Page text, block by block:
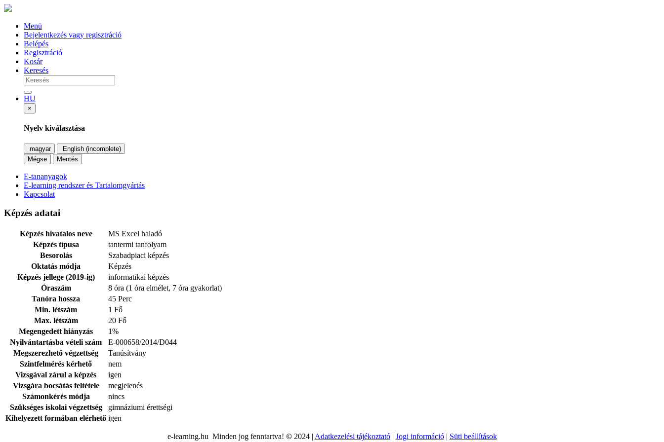
Menü
Bejelentkezés vagy regisztráció
Belépés
Regisztráció
Kosár
Keresés
HU
×
Nyelv kiválasztása
magyar
English (incomplete)
Mégse
Mentés
E-tananyagok
E-learning rendszer és Tartalomgyártás
Kapcsolat
Képzés adatai
Képzés hivatalos neve
MS Excel haladó
Képzés típusa
tantermi tanfolyam
Besorolás
Szabadpiaci képzés
Oktatás módja
Képzés
Képzés jellege (2019-ig)
informatikai képzés
Óraszám
8 óra (1 óra elmélet, 7 óra gyakorlat)
Tanóra hossza
45 Perc
Min. létszám
1 Fő
Max. létszám
20 Fő
Megengedett hiányzás
1%
Nyilvántartásba vételi szám
E-000658/2014/D044
Megszerezhető végzettség
Tanúsítvány
Szintfelmérés kérhető
nem
Vizsgával zárul a képzés
igen
Vizsgára bocsátás feltétele
megjelenés
Számonkérés módja
nincs
Szükséges iskolai végzettség
gimnáziumi érettségi
Kihelyezett formában elérhető igen
e-learning.hu Minden jog fenntartva! © 2024 | Adatkezelési tájékoztató| Jogi információ| Süti beállítások